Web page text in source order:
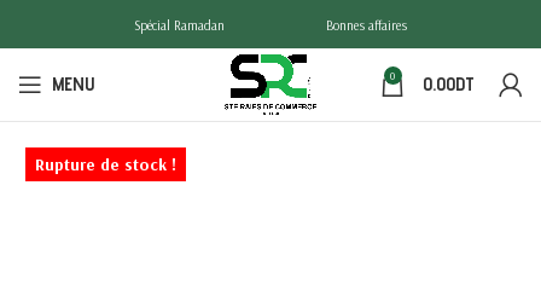
Spécial Ramadan Bonnes affaires
MENU 0 0.00DT
Rupture de stock !